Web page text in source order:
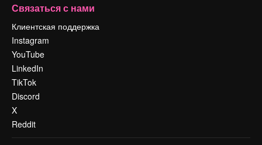
Связаться с нами
Клиентская поддержка
Instagram
YouTube
LinkedIn
TikTok
Discord
X
Reddit